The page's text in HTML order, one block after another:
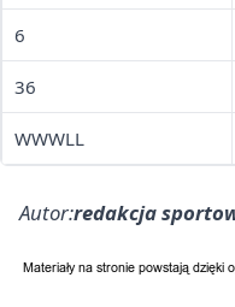
6
36
WWWLL
Autor:redakcja